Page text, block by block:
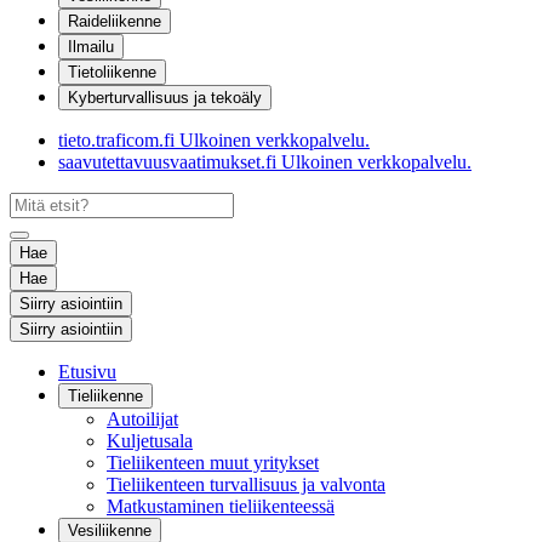
Raideliikenne
Ilmailu
Tietoliikenne
Kyberturvallisuus ja tekoäly
tieto.traficom.fi Ulkoinen verkkopalvelu.
saavutettavuusvaatimukset.fi Ulkoinen verkkopalvelu.
Hae
Hae
Siirry asiointiin
Siirry asiointiin
Etusivu
Tieliikenne
Autoilijat
Kuljetusala
Tieliikenteen muut yritykset
Tieliikenteen turvallisuus ja valvonta
Matkustaminen tieliikenteessä
Vesiliikenne